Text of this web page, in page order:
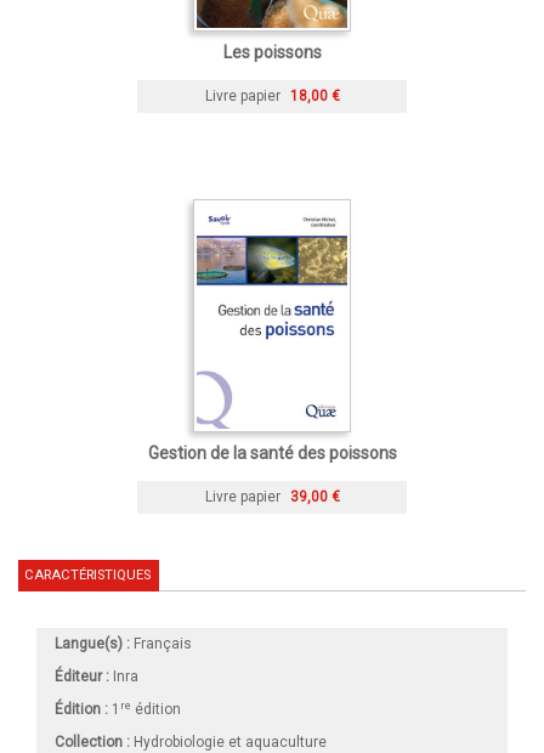
Les poissons
Livre papier 18,00 €
Gestion de la santé des poissons
Livre papier 39,00 €
CARACTÉRISTIQUES
Langue(s) : Français
Éditeur : Inra
Édition : 1 re édition
Collection : Hydrobiologie et aquaculture